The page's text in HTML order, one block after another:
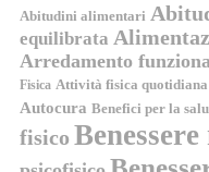
Abitudini alimentari
equilibrata
Arredamento
Fisica Attività fisica quotidiana
Autocura Benefici per la
fisico